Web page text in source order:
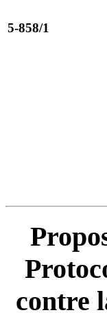
5-858/1
contre